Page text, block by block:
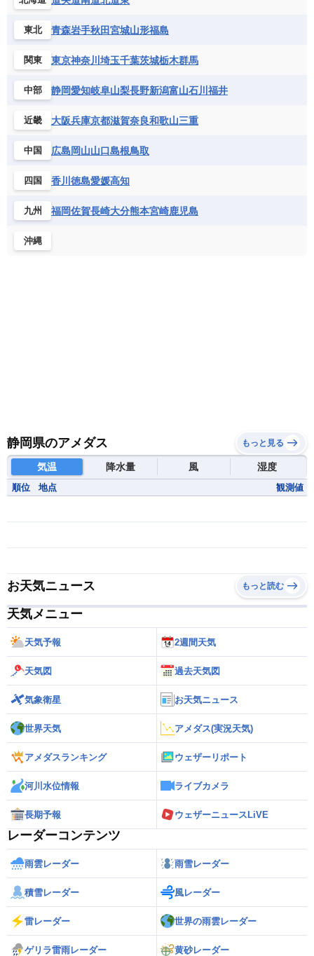
東北 青森岩手秋田宮城山形福島
関東 東京神奈川 埼玉千葉茨城栃木群馬
中部 静岡愛知岐阜山梨長野新潟富山石川 福井
近畿 大阪兵庫京都滋賀奈良和歌山三重
中国 広島岡山山口島根鳥取
四国 香川 徳島愛媛高知
九州 福岡佐賀長崎大分熊本宮崎鹿児島
沖縄
静岡県のアメダス もっと見る
気温 降水量 風 湿度
順位 地点 観測値
お天気ニュース もっと読む
天気メニュー
天気予報 2週間天気
天気図 過去天気図
気象衛星 お天気ニュース
世界天気 アメダス(実況天気)
アメダスランキング ウェザーリポート
河川水位情報 ライブカメラ
長期予報 ウェザーニュースLiVE
レーダーコンテンツ
雨雲レーダー 雨雪レーダー
積雪レーダー 風レーダー
雷レーダー 世界の雨雲レーダー
ゲリラ雷雨レーダー 黄砂レーダー